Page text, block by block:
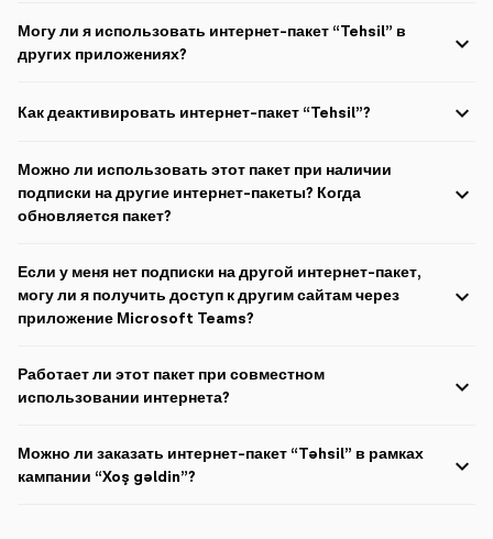
ночной пакет, предпочтение будет отдано этим пакетам.
Могу ли я использовать интернет-пакет “Tehsil” в
других приложениях?
Microsoft Teams и использования Microsoft Teams в веб-браузере. В
Microsoft Teams подписчики могут делать аудио и видеозвонки, а
“Microsoft Teams” можно использовать на этих платформах:
Как деактивировать интернет-пакет “Tehsil”?
отправьте на номер 2525.
Можно ли использовать этот пакет при наличии
подписки на другие интернет-пакеты? Когда
обновляется пакет?
пакетам. Оба пакета обновляются автоматически. Ежедневный -
Если у меня нет подписки на другой интернет-пакет,
могу ли я получить доступ к другим сайтам через
приложение Microsoft Teams?
получить доступ к другим сайтам вне приложения Microsoft Teams,
он будет перенаправлен на специальную страницу ссылок.
Работает ли этот пакет при совместном
использовании интернета?
использования интернета (хот-спот).
Можно ли заказать интернет-пакет “Təhsil” в рамках
кампании “Xoş gəldin”?